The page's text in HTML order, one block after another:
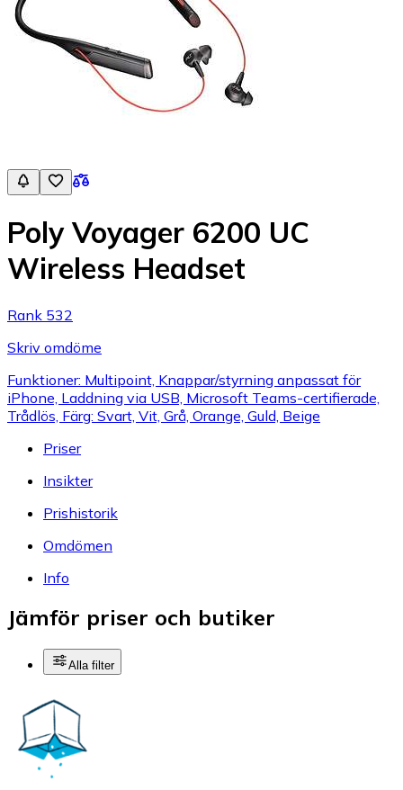
Poly Voyager 6200 UC
Wireless Headset
Rank 532
Skriv omdöme
Funktioner: Multipoint, Knappar/styrning anpassat för
iPhone, Laddning via USB, Microsoft Teams-certifierade,
Trådlös, Färg: Svart, Vit, Grå, Orange, Guld, Beige
Priser
Insikter
Prishistorik
Omdömen
Info
Jämför priser och butiker
Alla filter